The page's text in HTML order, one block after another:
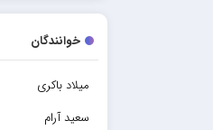
خوانندگان
میلاد باکری
سعید آرام